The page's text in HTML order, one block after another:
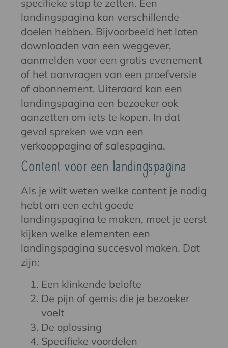
specifieke stap te zetten. Een
landingspagina kan verschillende
doelen hebben. Bijvoorbeeld het laten
downloaden van een weggever,
aanmelden voor een gratis evenement
of het aanvragen van een proefversie
of abonnement. Uiteraard kan een
landingspagina een bezoeker ook
aanzetten om iets te kopen. In dat
geval spreken we van een
verkooppagina of salespagina.
Content voor een landingspagina
Als je wilt weten welke content je nodig
hebt om een echt goede
landingspagina te maken, moet je eerst
kijken welke elementen een
landingspagina succesvol maken. Dat
zijn:
Een klinkende belofte
De pijn of gemis die je bezoeker
voelt
De oplossing
Specifieke voordelen